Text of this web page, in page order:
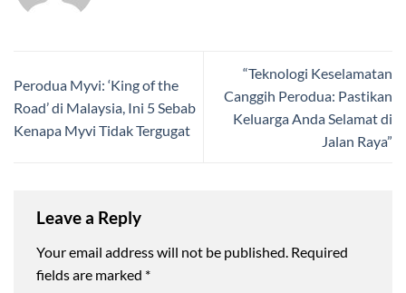
Perodua Myvi: ‘King of the
Road’ di Malaysia, Ini 5 Sebab
Kenapa Myvi Tidak Tergugat
“Teknologi Keselamatan
Canggih Perodua: Pastikan
Keluarga Anda Selamat di
Jalan Raya”
Leave a Reply
Your email address will not be published. Required
fields are marked *